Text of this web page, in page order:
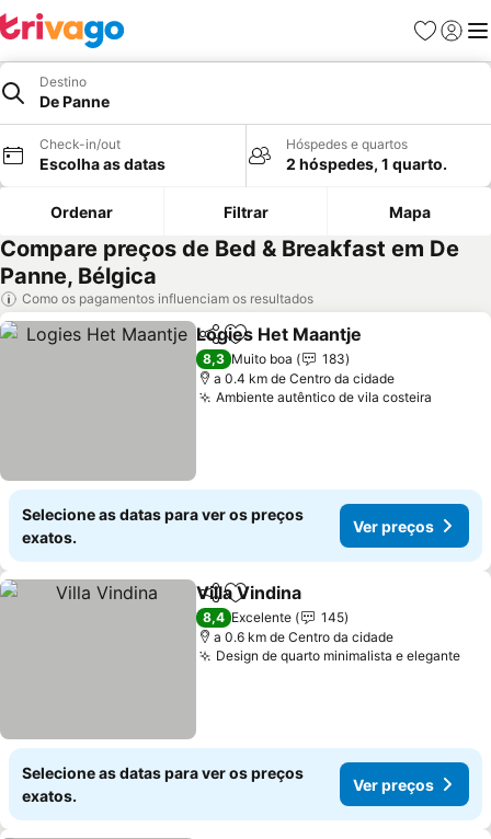
Favoritos
Iniciar
Destino
De Panne
Check-in/out
Escolha as datas
Hóspedes e quartos
2 hóspedes, 1 quarto.
Ordenar Filtrar Mapa
Compare preços de Bed & Breakfast em De
Panne, Bélgica
Como os pagamentos influenciam os resultados
PartilharAdicionar aos favoritos
Logies Het Maantje
8,3 Muito boa
183
a 0.4 km de Centro da cidade
Ambiente autêntico de vila costeira
Selecione as datas para ver os preços
exatos.
Ver preços
PartilharAdicionar aos favoritos
Villa Vindina
8,4 Excelente
145
a 0.6 km de Centro da cidade
Design de quarto minimalista e elegante
Selecione as datas para ver os preços
exatos.
Ver preços